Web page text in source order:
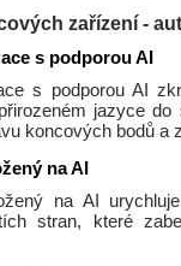
zařízení -
s podporou AI
s podporou AI
jazyce
koncových bodů
na AI
na AI
stran, které